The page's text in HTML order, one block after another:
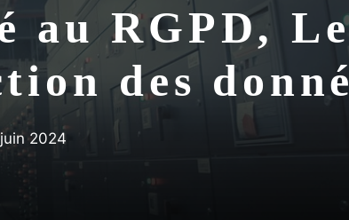
au RGPD,
des
2024